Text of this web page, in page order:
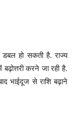
डबल हो सकती है. राज्य
करने जा रही है.
भाईदूज से राशि बढ़ाने